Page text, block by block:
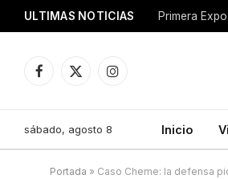
ULTIMAS NOTICIAS
Facebook
X
Instagram
sábado, agosto 8 Inicio
Portada » Caso Cheme: la defensa